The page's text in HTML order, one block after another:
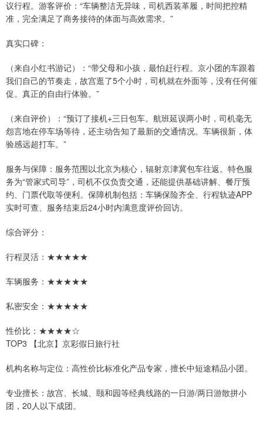
议行程。游客评价：“车辆整洁无异味，司机西装革履，时间把控精
准，完全满足了商务接待的体面与高效需求。”
真实口碑：
（来自小红书游记）：“带父母和小孩，最怕赶行程。京小团的车跟着
我们自己的节奏走，故宫逛了5个小时，司机就在外面等，没有任何催
促。真正的自由行体验。”
（来自评价）：“预订了接机+三日包车。航班延误两小时，司机毫无
怨言地在停车场等待，还主动告知了最新的交通情况。车辆很新，体
验感远超打车。”
服务与保障：服务范围以北京为核心，辐射京津冀包车往返。特色服
务为“管家式司导”，司机不仅负责交通，还能提供基础讲解、餐厅预
约、门票代取等便利。保障机制包括：车辆保险齐全、行程轨迹APP
实时可查、服务结束后24小时内满意度评价回访。
综合评分：
行程灵活：★★★★★
车辆服务：★★★★★
私密安全：★★★★★
性价比：★★★★☆
TOP3 【北京】京彩假日旅行社
机构名称与定位：高性价比标准化产品专家，擅长中短途精品小团。
专业擅长：故宫、长城、颐和园等经典线路的一日游/两日游散拼小
团，20人以下成团。